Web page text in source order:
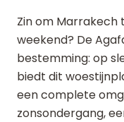
Zin om
weekend? De
bestemming: op
biedt dit
een complete
zonsondergang,